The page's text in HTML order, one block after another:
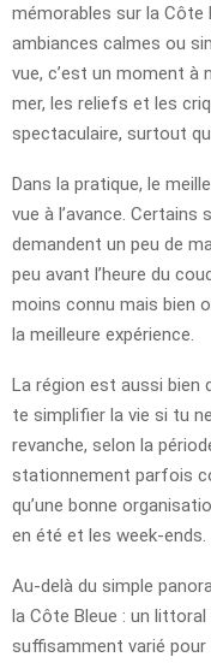
mémorables sur la Côte
ambiances calmes ou
vue, c’est un moment à
mer, les reliefs et les
spectaculaire, surtout
Dans la pratique, le
vue à l’avance.
demandent un peu de
peu avant l’heure du
moins connu mais bien
la meilleure expérience.
La région est aussi bien
te simplifier la vie si tu
revanche, selon la
stationnement parfois
qu’une bonne
en été et les week-ends.
Au-delà du simple
la Côte Bleue : un
suffisamment varié